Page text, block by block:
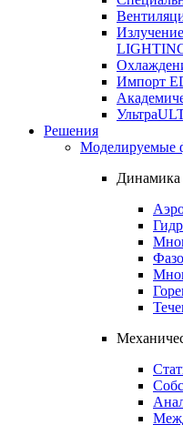
Импорт
Ультра
Решения
Моделируемые
Динамика